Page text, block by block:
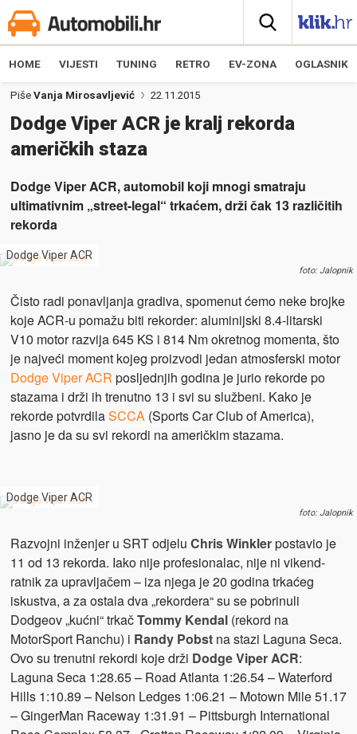
HOME VIJESTI TUNING RETRO EV-ZONA OGLASNIK
Piše Vanja Mirosavljević 22.11.2015
Dodge Viper ACR je kralj rekorda
američkih staza
Dodge Viper ACR, automobil koji mnogi smatraju
ultimativnim „street-legal“ trkaćem, drži čak 13 različitih
rekorda
Dodge Viper ACR
foto: Jalopnik
Čisto radi ponavljanja gradiva, spomenut ćemo neke brojke
koje ACR-u pomažu biti rekorder: aluminijski 8.4-litarski
V10 motor razvija 645 KS i 814 Nm okretnog momenta, što
je najveći moment kojeg proizvodi jedan atmosferski motor
Dodge Viper ACR posljednjih godina je jurio rekorde po
stazama i drži ih trenutno 13 i svi su službeni. Kako je
rekorde potvrdilaSCCA(Sports Car Club of America),
jasno je da su svi rekordi na američkim stazama.
Dodge Viper ACR
foto: Jalopnik
Razvojni inženjer u SRT odjelu Chris Winklerpostavio je
11 od 13 rekorda. Iako nije profesionalac, nije ni vikend-
ratnik za upravljačem – iza njega je 20 godina trkaćeg
iskustva, a za ostala dva „rekordera“ su se pobrinuli
Dodgeov „kućni“ trkačTommy Kendal(rekord na
MotorSport Ranchu) i Randy Pobstna stazi Laguna Seca.
Ovo su trenutni rekordi koje drži Dodge Viper ACR:
Laguna Seca 1:28.65 – Road Atlanta 1:26.54 – Waterford
Hills 1:10.89 – Nelson Ledges 1:06.21 – Motown Mile 51.17
– GingerMan Raceway 1:31.91 – Pittsburgh International